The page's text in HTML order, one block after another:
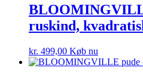
ruskind,
kr. 499,00 Køb nu